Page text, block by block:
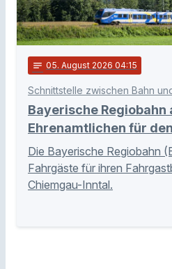
notes 05. August 2026 04:15
Schnittstelle zwischen Bahn
Bayerische Regiobahn
Ehrenamtlichen für
Die Bayerische Regiobahn
Fahrgäste für ihren
Chiemgau-Inntal.